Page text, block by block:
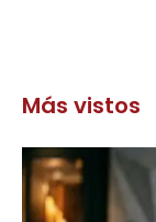
Más vistos